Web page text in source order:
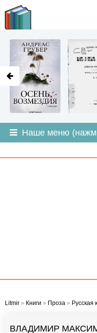
Наше меню
Litmir » Книги » Проза » Русская
ВЛАДИМИР
LITMIR.ORG